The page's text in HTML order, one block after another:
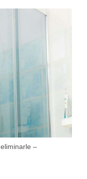
–